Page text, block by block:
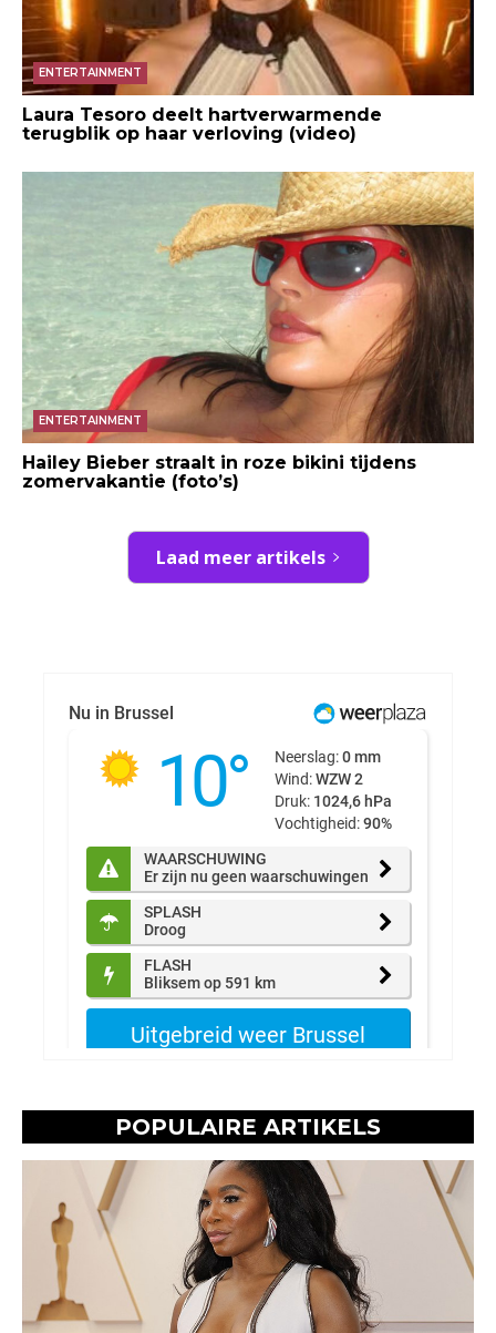
ENTERTAINMENT
Laura Tesoro deelt hartverwarmende
terugblik op haar verloving (video)
ENTERTAINMENT
Hailey Bieber straalt in roze bikini tijdens
zomervakantie (foto’s)
Laad meer artikels
POPULAIRE ARTIKELS